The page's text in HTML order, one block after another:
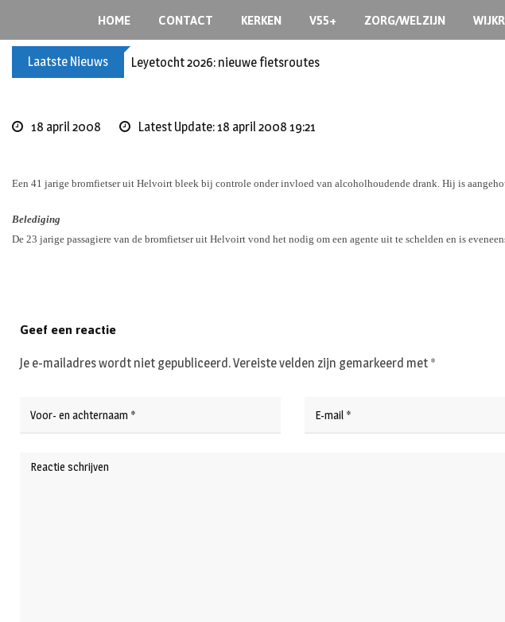
content
HOME CONTACT KERKEN V55+ ZORG/WELZIJN
Laatste Nieuws Leyetocht 2026: nieuwe fietsroutes
18 april 2008 Latest Update: 18 april 2008 19:21
Een 41 jarige bromfietser uit Helvoirt bleek bij controle onder invloed van alcoholhoudende drank. Hij is
Belediging
De 23 jarige passagiere van de bromfietser uit Helvoirt vond het nodig om een agente uit te schelden en is
Geef een reactie
Je e-mailadres wordt niet gepubliceerd.Vereiste velden zijn gemarkeerd met *